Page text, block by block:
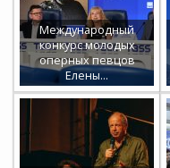
Международный
конкурс молодых
оперных певцов
Елены…